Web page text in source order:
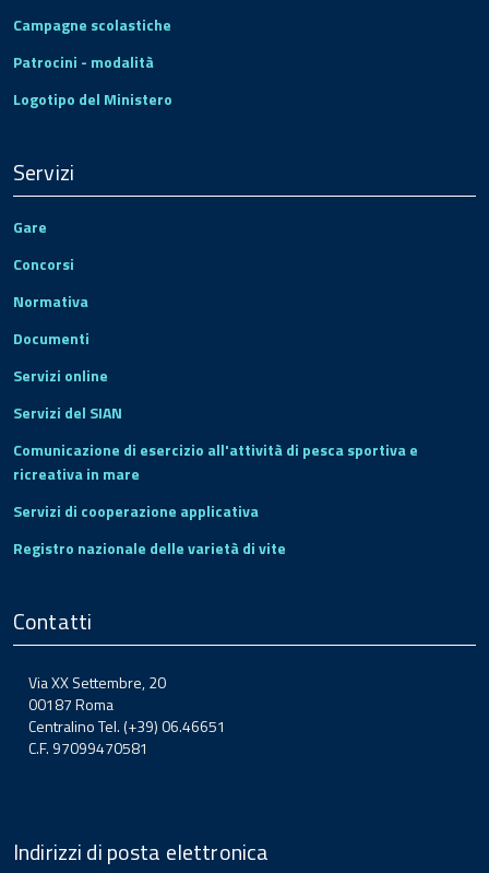
Campagne scolastiche
Patrocini - modalità
Logotipo del Ministero
Servizi
Gare
Concorsi
Normativa
Documenti
Servizi online
Servizi del SIAN
Comunicazione di esercizio all'attività di pesca sportiva e
ricreativa in mare
Servizi di cooperazione applicativa
Registro nazionale delle varietà di vite
Contatti
Via XX Settembre, 20
00187 Roma
Centralino Tel. (+39) 06.46651
C.F. 97099470581
Indirizzi di posta elettronica